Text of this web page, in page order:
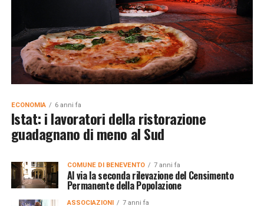
ECONOMIA 6 anni fa
Istat: i lavoratori della ristorazione
guadagnano di meno al Sud
COMUNE DI BENEVENTO 7 anni fa
Al via la seconda rilevazione del Censimento
Permanente della Popolazione
ASSOCIAZIONI 7 anni fa